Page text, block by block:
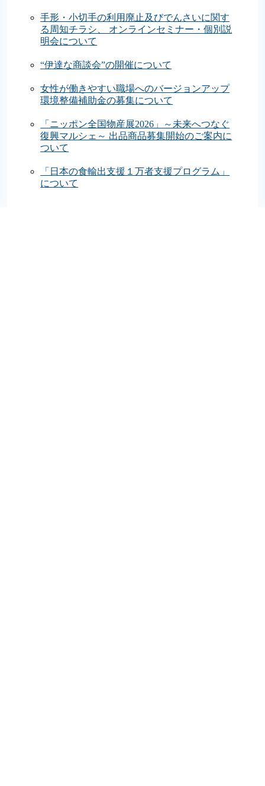
手形・小切手の利用廃止及びでんさいに関す
る周知チラシ、 オンラインセミナー・個別説
明会について
“伊達な商談会”の開催について
女性が働きやすい職場へのバージョンアップ
環境整備補助金の募集について
「ニッポン全国物産展2026」～未来へつなぐ
復興マルシェ～ 出品商品募集開始のご案内に
ついて
「日本の食輸出支援１万者支援プログラム」
について